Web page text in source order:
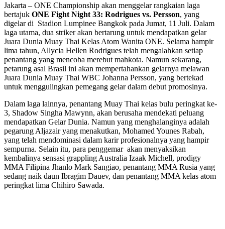
Jakarta – ONE Championship akan menggelar rangkaian laga
bertajuk ONE Fight Night 33: Rodrigues vs. Persson, yang
digelar di Stadion Lumpinee Bangkok pada Jumat, 11 Juli. Dalam
laga utama, dua striker akan bertarung untuk mendapatkan gelar
Juara Dunia Muay Thai Kelas Atom Wanita ONE. Selama hampir
lima tahun, Allycia Hellen Rodrigues telah mengalahkan setiap
penantang yang mencoba merebut mahkota. Namun sekarang,
petarung asal Brasil ini akan mempertahankan gelarnya melawan
Juara Dunia Muay Thai WBC Johanna Persson, yang bertekad
untuk menggulingkan pemegang gelar dalam debut promosinya.
Dalam laga lainnya, penantang Muay Thai kelas bulu peringkat ke-
3, Shadow Singha Mawynn, akan berusaha mendekati peluang
mendapatkan Gelar Dunia. Namun yang menghalanginya adalah
pegarung Aljazair yang menakutkan, Mohamed Younes Rabah,
yang telah mendominasi dalam karir profesionalnya yang hampir
sempurna. Selain itu, para penggemar akan menyaksikan
kembalinya sensasi grappling Australia Izaak Michell, prodigy
MMA Filipina Jhanlo Mark Sangiao, penantang MMA Rusia yang
sedang naik daun Ibragim Dauev, dan penantang MMA kelas atom
peringkat lima Chihiro Sawada.